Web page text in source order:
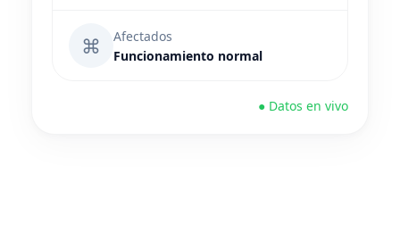
⌘
Afectados
Funcionamiento normal
● Datos en vivo